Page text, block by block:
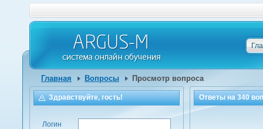
Главная Вопросы Просмотр вопроса
Ответы на340
Здравствуйте, гость!
Логин